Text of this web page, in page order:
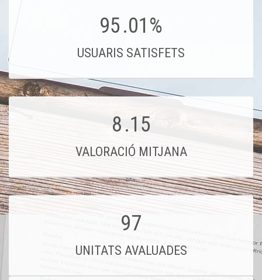
95.01%
USUARIS SATISFETS
8.15
VALORACIÓ MITJANA
97
UNITATS AVALUADES